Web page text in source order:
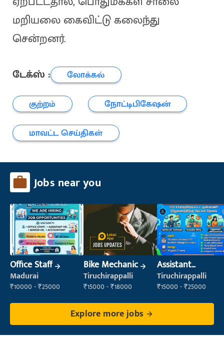
மறியலை கைவிட்டு கலைந்து
சென்றனர்.
டேக்ஸ் :
லோக்கல்
குற்றம்
நோட்டிபிகேஷன்
மாவட்ட செய்திகள்
Jobs near you
Office Staff
Madurai
₹10000 - ₹25000
Bike Mechanic
Tiruchirappalli
₹15000 - ₹18000
Assistant
Manager
Tiruchirappalli
₹15000 - ₹25000
Explore more jobs